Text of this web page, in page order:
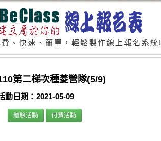
費、快速、簡單，輕鬆製作線上報名系統!
第二梯次種菱營隊(5/9)
動日期：2021-05-09
體驗活動 付費活動